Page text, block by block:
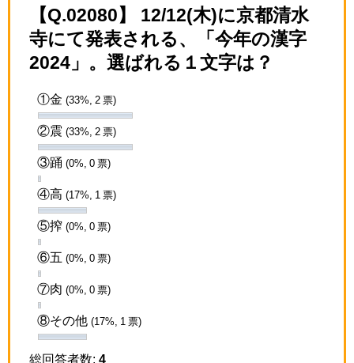
【Q.02080】 12/12(木)に京都清水
寺にて発表される、「今年の漢字
2024」。選ばれる１文字は？
①金 (33%, 2 票)
②震 (33%, 2 票)
③踊 (0%, 0 票)
④高 (17%, 1 票)
⑤搾 (0%, 0 票)
⑥五 (0%, 0 票)
⑦肉 (0%, 0 票)
⑧その他 (17%, 1 票)
総回答者数: 4